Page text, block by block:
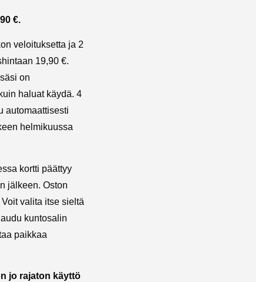
€.
veloituksetta ja 2
19,90 €.
on
haluat käydä. 4
automaattisesti
helmikuussa
kortti päättyy
jälkeen. Oston
valita itse sieltä
kuntosalin
paikkaa
jo rajaton käyttö